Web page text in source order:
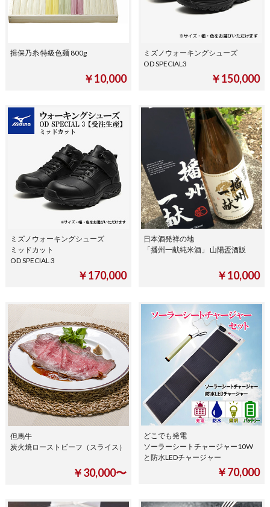
揖保乃糸 特級色麺 800g
￥10,000
ミズノウォーキングシューズ
OD SPECIAL3
￥150,000
ミズノウォーキングシューズ
ミッドカット
OD SPECIAL 3
￥170,000
日本酒発祥の地
「播州一献純米酒」 山陽盃酒販
￥10,000
但馬牛
炭火焼ローストビーフ（スライス）
￥30,000〜
どこでも発電
ソーラーシートチャージャー10W
と防水LEDチャージャー
￥70,000